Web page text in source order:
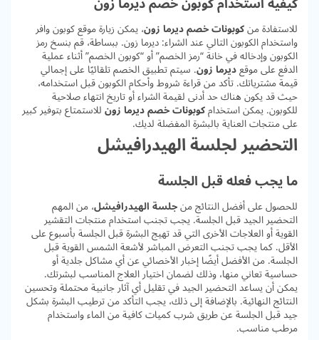
للاستفادة منكوبونات خصم ديرما زون، يمكن زيارة موقع كوبون وافر
واستخدام الكوبون التالي عند الشراء:ديرما زون. ببساطة، قم بنسخ رمز
الكوبون وإدخاله في خانة “رمز الخصم” أو “كوبون الخصم” أثناء عملية
الدفع على موقعديرما زون. سيتم تطبيق الخصم تلقائيًا على إجمالي
قيمة مشترياتك. تأكد من قراءة شروط وأحكام الكوبون قبل استخدامه،
حيث قد يكون هناك حد أدنى لقيمة الشراء أو تاريخ انتهاء صلاحية
للكوبون. يمكن استخدامكوبونات خصم ديرما زونللاستمتاع بتوفير كبير
على منتجات العناية بالبشرة المفضلة لديك.
التحضير لجلسة الهيدرافيشل
ما يجب فعله قبل الجلسة
للحصول على أفضل النتائج منجلسة الهيدرافيشل، من المهم
التحضير الجيد قبل الجلسة. يجب تجنب استخدام منتجات التقشير
القوية أو العلاجات الأخرى التي قد تهيج البشرة قبل الجلسة بأسبوع على
الأقل. كما يجب تجنب التعرض المباشر لأشعة الشمس القوية قبل
الجلسة. من الأفضل أيضًا إخبار الأخصائي عن أي مشاكل جلدية أو
حساسية تعاني منها، وذلك لضمان اختيار العلاج المناسب لبشرتك.
يمكن أن يساعد التحضير الجيد في تقليل أي آثار جانبية محتملة وتحسين
النتائج النهائية. بالإضافة إلى ذلك، يجب التأكد من ترطيب البشرة بشكل
جيد قبل الجلسة عن طريق شرب كميات كافية من الماء واستخدام
مرطب مناسب.